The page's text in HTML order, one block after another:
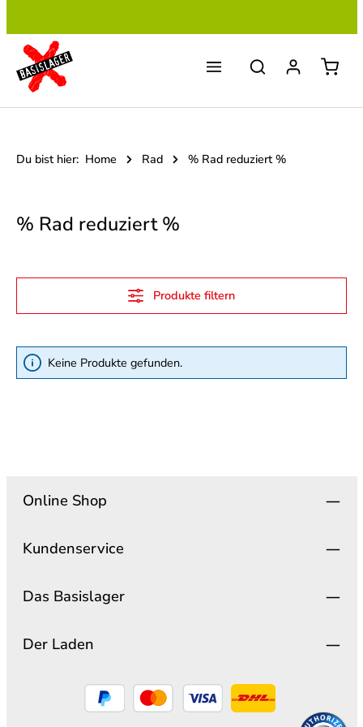
Du bist hier: Home Rad % Rad reduziert %
% Rad reduziert %
Produkte filtern
Keine Produkte gefunden.
Online Shop
Kundenservice
Das Basislager
Der Laden